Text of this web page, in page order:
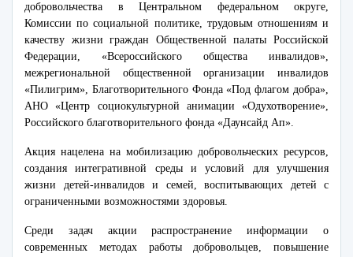
добровольчества в Центральном федеральном округе,
Комиссии по социальной политике, трудовым отношениям и
качеству жизни граждан Общественной палаты Российской
Федерации, «Всероссийского общества инвалидов»,
межрегиональной общественной организации инвалидов
«Пилигрим», Благотворительного Фонда «Под флагом добра»,
АНО «Центр социокультурной анимации «Одухотворение»,
Российского благотворительного фонда «Даунсайд Ап».
Акция нацелена на мобилизацию добровольческих ресурсов,
создания интегративной среды и условий для улучшения
жизни детей-инвалидов и семей, воспитывающих детей с
ограниченными возможностями здоровья.
Среди задач акции распространение информации о
современных методах работы добровольцев, повышение